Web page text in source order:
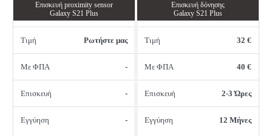
Επισκευή proximity sensor
Galaxy S21 Plus
Τιμή Ρωτήστε μας
Με ΦΠΑ -
Επισκευή -
Εγγύηση -
Επισκευή δόνησης
Galaxy S21 Plus
Τιμή 32 €
Με ΦΠΑ 40 €
Επισκευή 2-3 Ώρες
Εγγύηση 12 Μήνες